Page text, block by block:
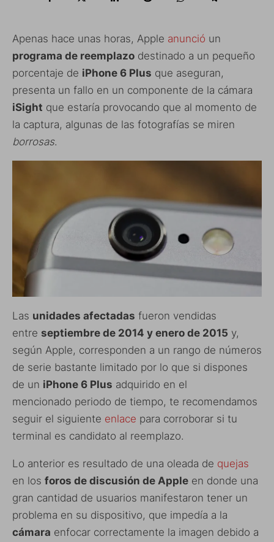
Apenas hace unas horas, Apple anunció un
programa de reemplazo destinado a un pequeño
porcentaje de iPhone 6 Plus que aseguran,
presenta un fallo en un componente de la cámara
iSight que estaría provocando que al momento de
la captura, algunas de las fotografías se miren
borrosas.
Las unidades afectadas fueron vendidas
entre septiembre de 2014 y enero de 2015 y,
según Apple, corresponden a un rango de números
de serie bastante limitado por lo que si dispones
de un iPhone 6 Plus adquirido en el
mencionado periodo de tiempo, te recomendamos
seguir el siguiente enlace para corroborar si tu
terminal es candidato al reemplazo.
Lo anterior es resultado de una oleada de quejas
en los foros de discusión de Apple en donde una
gran cantidad de usuarios manifestaron tener un
problema en su dispositivo, que impedía a la
cámara enfocar correctamente la imagen debido a